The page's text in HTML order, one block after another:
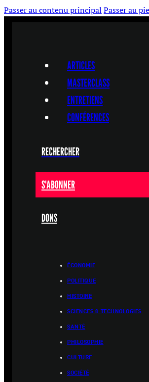
Passer au contenu principal Passer au
ARTICLES
MASTERCLASS
ENTRETIENS
CONFÉRENCES
RECHERCHER
S'ABONNER
DONS
ÉCONOMIE
POLITIQUE
HISTOIRE
SCIENCES & TECHNOLOGIES
SANTÉ
PHILOSOPHIE
CULTURE
SOCIÉTÉ